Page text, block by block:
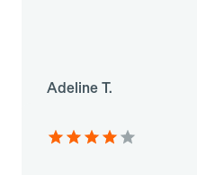
Adeline T.